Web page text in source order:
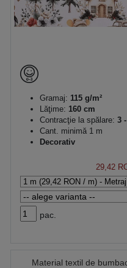
Gramaj: 115 g/m²
Lăţime: 160 cm
Contracţie la spălare: 3
Cant. minimă 1 m
Decorativ
29,42
pac.
Material textil de